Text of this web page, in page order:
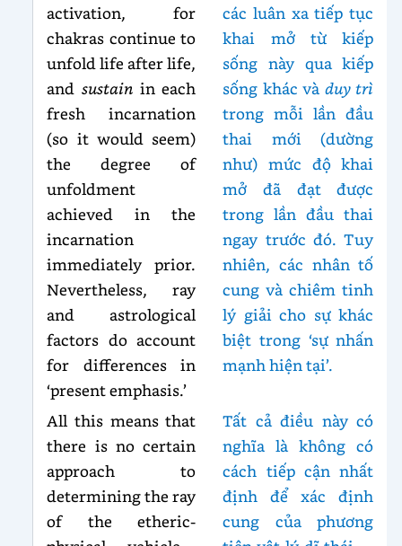
activation, for
chakras continue to
unfold life after life,
and sustain in each
fresh incarnation
(so it would seem)
the degree of
unfoldment
achieved in the
incarnation
immediately prior.
Nevertheless, ray
and astrological
factors do account
for differences in
‘present emphasis.’
các luân xa tiếp tục
khai mở từ kiếp
sống này qua kiếp
sống khác và duy trì
trong mỗi lần đầu
thai mới (dường
như) mức độ khai
mở đã đạt được
trong lần đầu thai
ngay trước đó. Tuy
nhiên, các nhân tố
cung và chiêm tinh
lý giải cho sự khác
biệt trong ‘sự nhấn
mạnh hiện tại’.
All this means that
there is no certain
approach to
determining the ray
of the etheric-
Tất cả điều này có
nghĩa là không có
cách tiếp cận nhất
định để xác định
cung của phương